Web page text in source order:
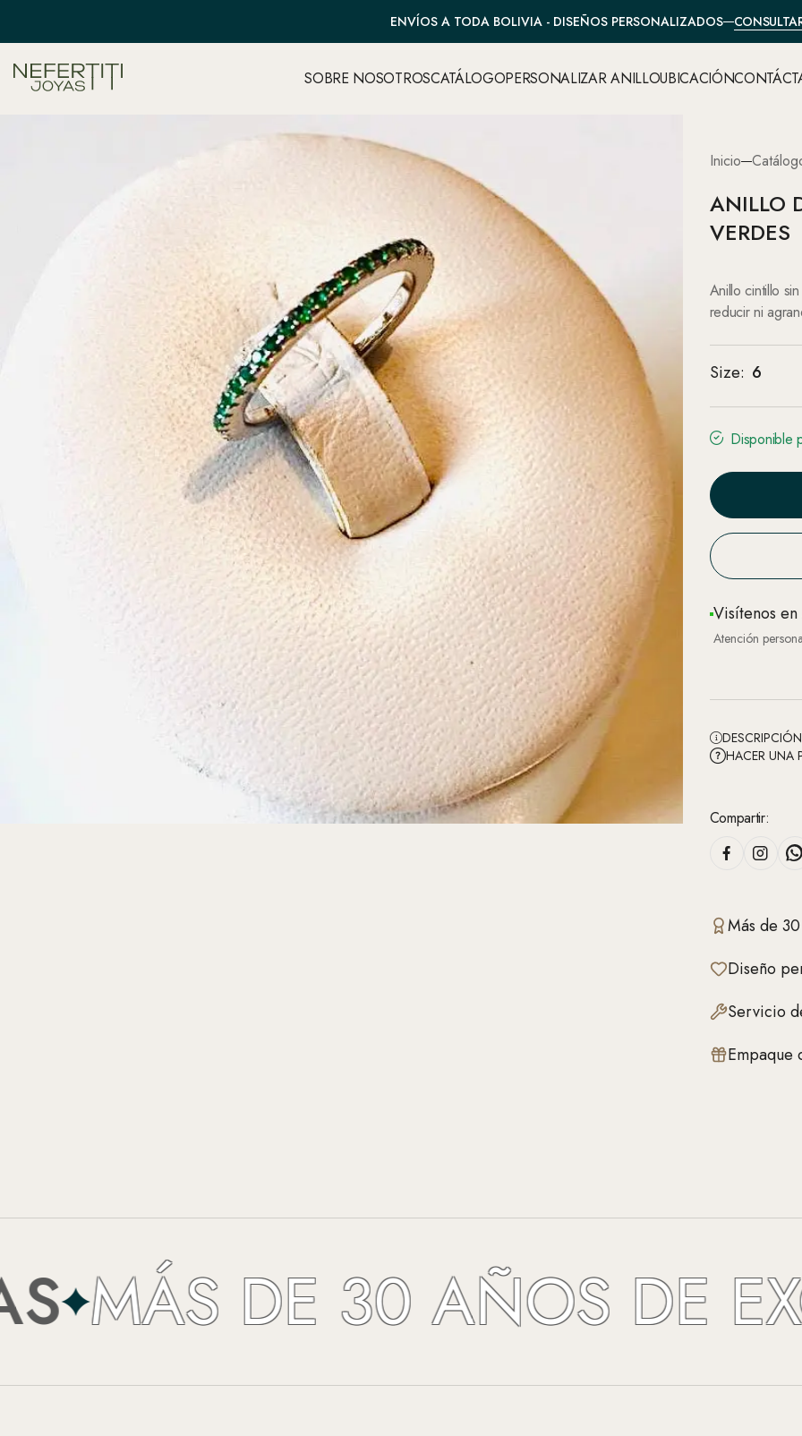
ENVÍOS A TODA BOLIVIA - DISEÑOS PERSONALIZADOS
SOBRE NOSOTROSCATÁLOGOPERSONALIZAR ANILLOUBICACIÓN
Inicio
ANILLO
VERDES
Anillo cintillo
reducir ni
Size: 6
Disponible
Visítenos en
Atención
HACER UNA
Compartir:
Más de
Diseño
Servicio
Empaque
DE 30 AÑOS DE